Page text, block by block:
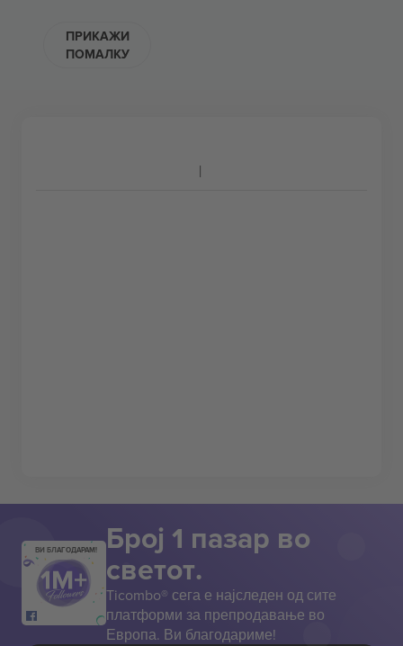
ПРИКАЖИ
ПОМАЛКУ
ВИ БЛАГОДАРАМ! Број 1 пазар во
светот.
Ticombo® сега е најследен од сите
платформи за препродавање во
Европа. Ви благодариме!